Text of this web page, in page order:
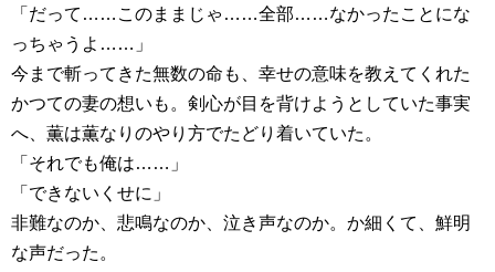
「だって……このままじゃ……全部……なかったことにな
っちゃうよ……」
今まで斬ってきた無数の命も、幸せの意味を教えてくれた
かつての妻の想いも。剣心が目を背けようとしていた事実
へ、薫は薫なりのやり方でたどり着いていた。
「それでも俺は……」
「できないくせに」
非難なのか、悲鳴なのか、泣き声なのか。か細くて、鮮明
な声だった。